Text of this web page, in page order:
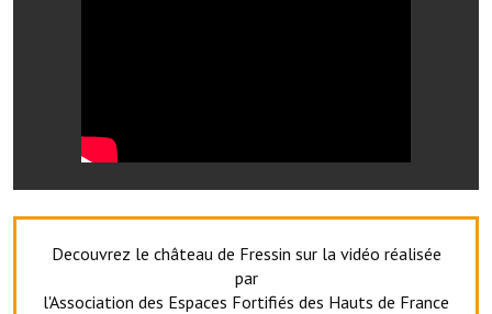
Réserver une salle
Salle Georges Delépine
Decouvrez le château de Fressin sur la vidéo réalisée
par
l'Association des Espaces Fortifiés des Hauts de France